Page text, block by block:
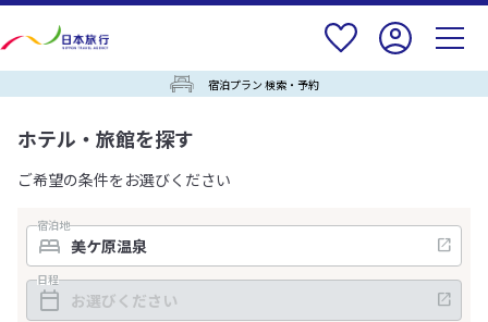
宿泊プラン 検索・予約
ホテル・旅館を探す
ご希望の条件をお選びください
宿泊地
日程